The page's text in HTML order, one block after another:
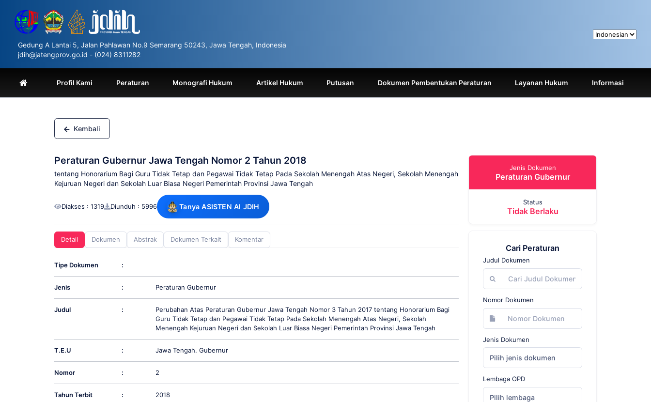
website
includes
accessibility
system.
Control-
F11
Gedung A Lantai 5, Jalan Pahlawan No.9 Semarang 50243, Jawa Tengah, Indonesia
jdih@jatengprov.go.id - (024) 8311282
Profil Kami Peraturan Monografi Hukum Artikel Hukum Putusan Dokumen Pembentukan Peraturan Layanan Hukum Informasi
Kembali
Peraturan Gubernur Jawa Tengah Nomor 2 Tahun 2018
tentang Honorarium Bagi Guru Tidak Tetap dan Pegawai Tidak Tetap Pada Sekolah Menengah Atas Negeri, Sekolah Menengah
Kejuruan Negeri dan Sekolah Luar Biasa Negeri Pemerintah Provinsi Jawa Tengah
Diakses : 1319 Diunduh : 5996 Tanya ASISTEN AI JDIH
Detail Dokumen Abstrak Dokumen Terkait Komentar
Tipe Dokumen :
Jenis : Peraturan Gubernur
Judul :
Perubahan Atas Peraturan Gubernur Jawa Tengah Nomor 3 Tahun 2017 tentang Honorarium Bagi
Guru Tidak Tetap dan Pegawai Tidak Tetap Pada Sekolah Menengah Atas Negeri, Sekolah
Menengah Kejuruan Negeri dan Sekolah Luar Biasa Negeri Pemerintah Provinsi Jawa Tengah
T.E.U : Jawa Tengah. Gubernur
Nomor : 2
Tahun Terbit : 2018
Jenis Dokumen
Peraturan Gubernur
Status
Tidak Berlaku
Cari Peraturan
Judul Dokumen
Nomor Dokumen
Jenis Dokumen
Pilih jenis dokumen
Lembaga OPD
Pilih lembaga